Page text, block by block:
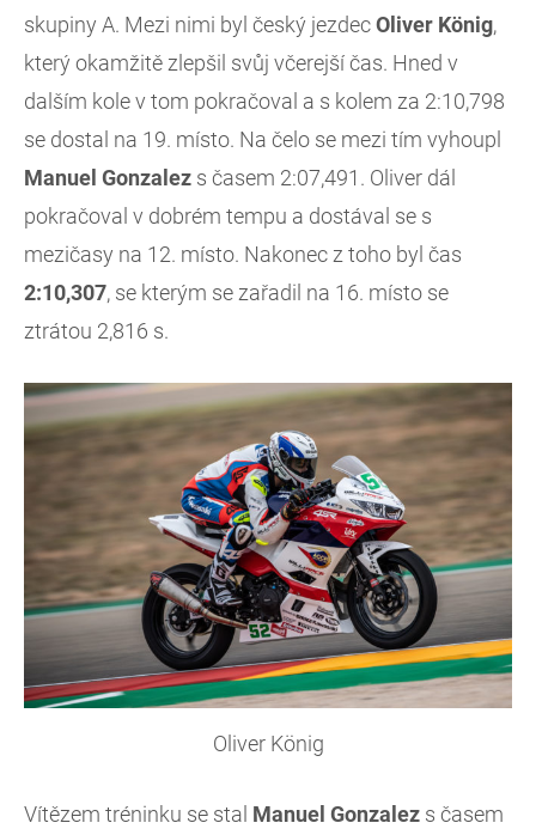
skupiny A. Mezi nimi byl český jezdecOliver König,
který okamžitě zlepšil svůj včerejší čas. Hned v
dalším kole v tom pokračoval a s kolem za 2:10,798
se dostal na 19. místo. Na čelo se mezi tím vyhoupl
Manuel Gonzalez s časem 2:07,491. Oliver dál
pokračoval v dobrém tempu a dostával se s
mezičasy na 12. místo. Nakonec z toho byl čas
2:10,307, se kterým se zařadil na 16. místo se
ztrátou 2,816 s.
Oliver König
Vítězem tréninku se stal Manuel Gonzalez s časem